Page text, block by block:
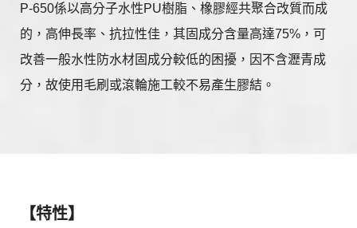
P-650係以高分子水性PU樹脂、橡膠經共聚合改質而成
的，高伸長率、抗拉性佳，其固成分含量高達75%，可
改善一般水性防水材固成分較低的困擾，因不含瀝青成
分，故使用毛刷或滾輪施工較不易產生膠結。
【特性】